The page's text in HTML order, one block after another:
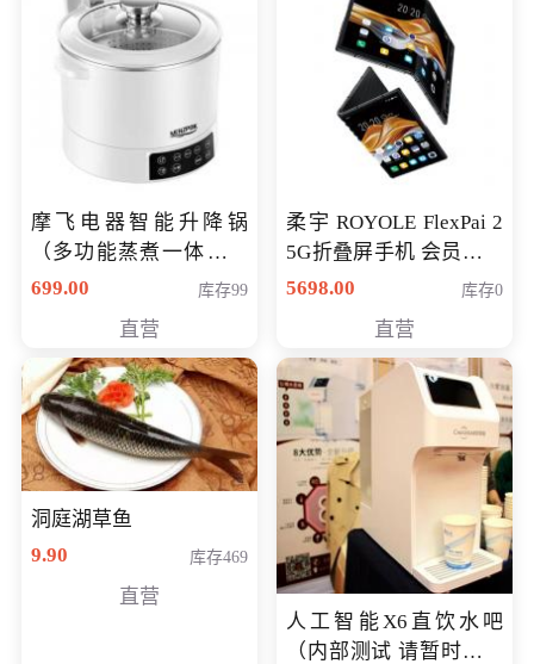
摩飞电器智能升降锅
（多功能蒸煮一体锅）
（智能升降养生锅） 会
699.00 库存99
直营
柔宇 ROYOLE FlexPai 2
5G折叠屏手机 会员专享
购买价格 4998元
5698.00 库存0
直营
洞庭湖草鱼
9.90
库存469
直营
人工智能X6直饮水吧
（内部测试 请暂时不要